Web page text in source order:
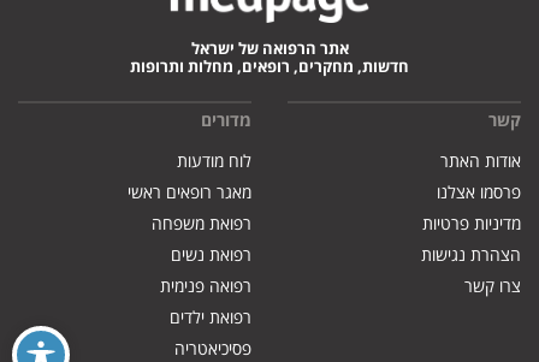
אתר הרפואה של ישראל
חדשות, מחקרים, רופאים, מחלות ותרופות
קשר
אודות האתר
פרסמו אצלנו
מדיניות פרטיות
הצהרת נגישות
צרו קשר
מדורים
לוח מודעות
מאגר רופאים ראשי
רפואת משפחה
רפואת נשים
רפואה פנימית
רפואת ילדים
פסיכיאטריה